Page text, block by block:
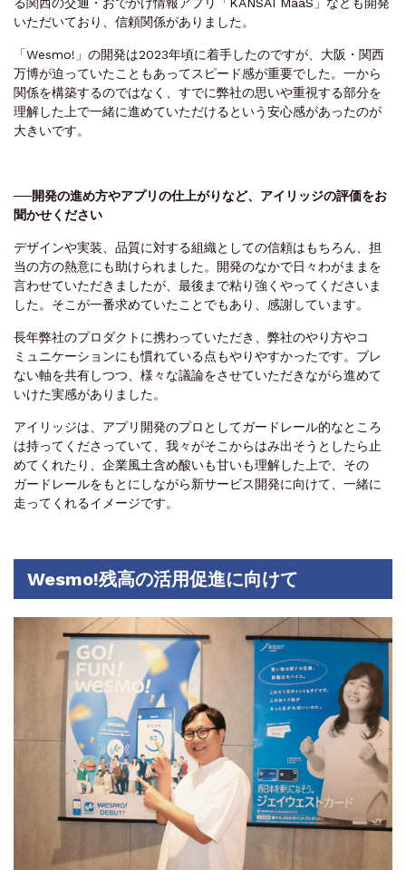
いただいており、信頼関係がありました。
「Wesmo!」の開発は2023年頃に着手したのですが、大阪・関西
万博が迫っていたこともあってスピード感が重要でした。一から
関係を構築するのではなく、すでに弊社の思いや重視する部分を
理解した上で一緒に進めていただけるという安心感があったのが
大きいです。
──開発の進め方やアプリの仕上がりなど、アイリッジの評価をお
聞かせください
デザインや実装、品質に対する組織としての信頼はもちろん、担
当の方の熱意にも助けられました。開発のなかで日々わがままを
言わせていただきましたが、最後まで粘り強くやってくださいま
した。そこが一番求めていたことでもあり、感謝しています。
長年弊社のプロダクトに携わっていただき、弊社のやり方やコ
ミュニケーションにも慣れている点もやりやすかったです。ブレ
ない軸を共有しつつ、様々な議論をさせていただきながら進めて
いけた実感がありました。
アイリッジは、アプリ開発のプロとしてガードレール的なところ
は持ってくださっていて、我々がそこからはみ出そうとしたら止
めてくれたり、企業風土含め酸いも甘いも理解した上で、その
ガードレールをもとにしながら新サービス開発に向けて、一緒に
走ってくれるイメージです。
Wesmo!残高の活用促進に向けて